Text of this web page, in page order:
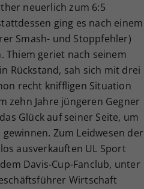
neuerlich zum 6:5
ging es nach einem
Smash- und Stoppfehler)
Thiem geriet nach seinem
Rückstand, sah sich mit drei
recht kniffligen Situation
zehn Jahre jüngeren Gegner
Glück auf seiner Seite, um
Zum Leidwesen der
ausverkauften UL Sport
Davis-Cup-Fanclub, unter
Wirtschaft